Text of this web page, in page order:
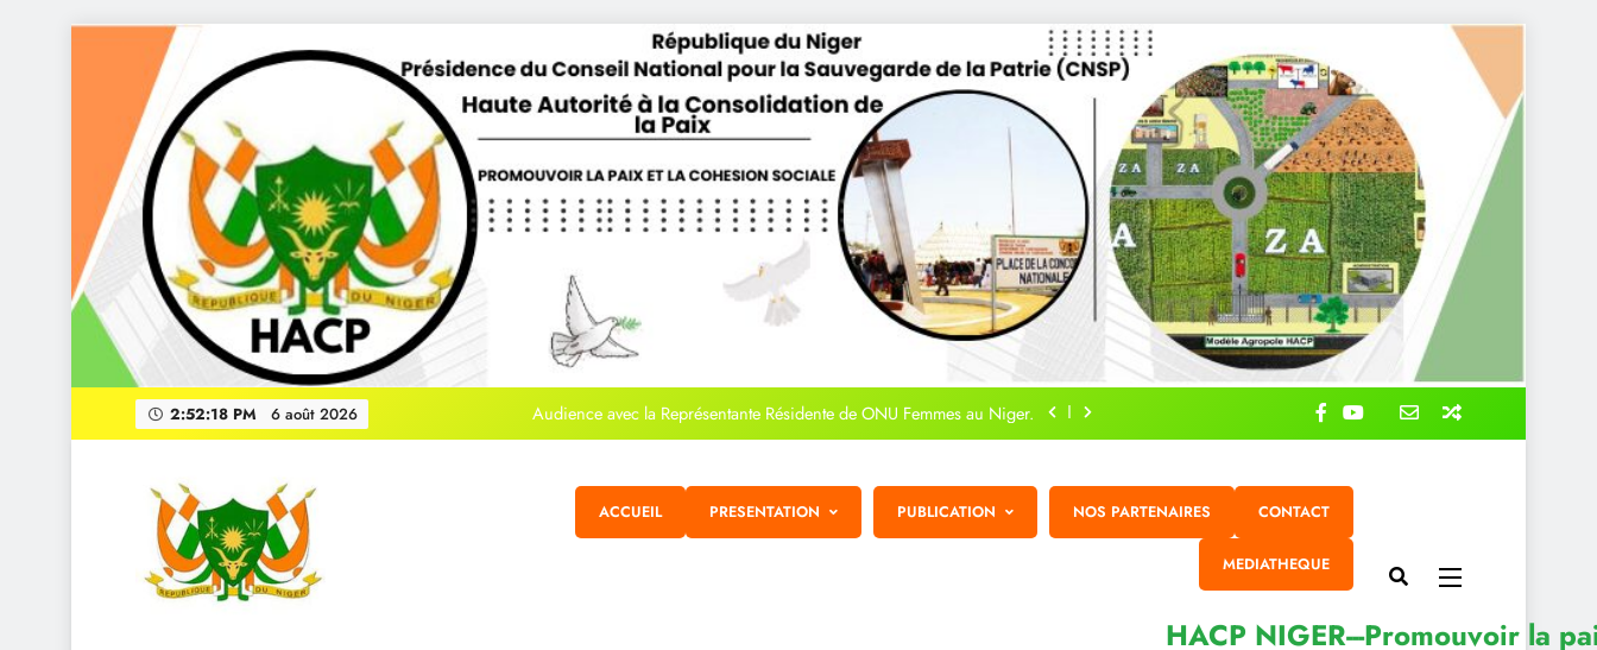
Skip
2:52:19 PM 6 août 2026
journée de la Femme Nigérienne
le President de la HACP à Tanda pour la Cérémonie de Pardon et de Signature des
accords de paix
Audience avec la Représentante Résidente de ONU Femmes au Niger.
journée de la Femme Nigérienne
ACCUEIL PRESENTATION PUBLICATION NOS PARTENAIRES CONTACT
MEDIATHEQUE